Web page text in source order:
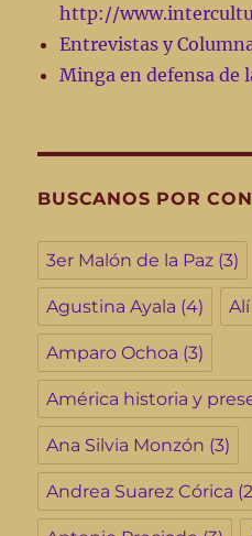
http://
Entrevistas y
Minga en defensa de
BUSCANOS POR
3er Malón de la Paz (3)
Agustina Ayala (4)
Amparo Ochoa (3)
América historia y
Ana Silvia Monzón (3)
Andrea Suarez Córica